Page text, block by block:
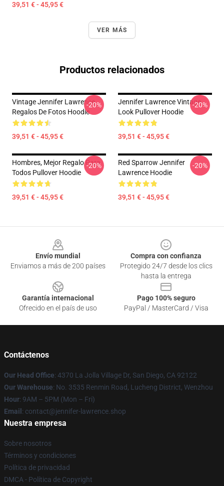
39,51 € - 45,95 €
VER MÁS
Productos relacionados
Vintage Jennifer Lawrence
Regalos De Fotos Hoodie
39,51 € - 45,95 €
-20%
Jennifer Lawrence Vintage
Look Pullover Hoodie
39,51 € - 45,95 €
-20%
Hombres, Mejor Regalo Para
Todos Pullover Hoodie
39,51 € - 45,95 €
-20%
Red Sparrow Jennifer
Lawrence Hoodie
39,51 € - 45,95 €
-20%
Envío mundial
Enviamos a más de 200 países
Compra con confianza
Protegido 24/7 desde los clics
hasta la entrega
Garantía internacional
Ofrecido en el país de uso
Pago 100% seguro
PayPal / MasterCard / Visa
Contáctenos
Our Head Office: 4370 La Jolla Village Dr, San Diego, CA 92122
Our Warehouse: No. 3535 Renmin Road, Lucheng District, Wenzhou
Hour: 9AM – 5PM (Mon – Fri)
Email : contact@jennifer-lawrence.shop
Nuestra empresa
Sobre nosotros
Términos y condiciones
Política de privacidad
DMCA - Política de Copyright